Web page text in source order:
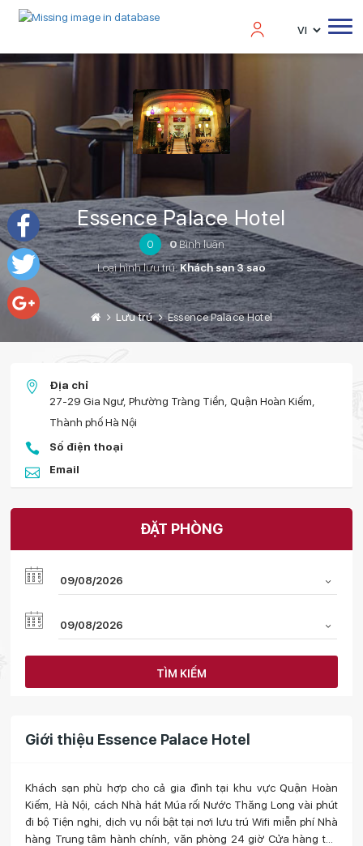
Facebook
Twitter
Essence Palace Hotel
0 0Bình luận
Loại hình lưu trú:Khách sạn 3 sao
Lưu trú Essence Palace Hotel
Địa chỉ
27-29 Gia Ngư, Phường Tràng Tiền, Quận Hoàn Kiếm,
Thành phố Hà Nội
Số điện thoại
Email
ĐẶT PHÒNG
TÌM KIẾM
Giới thiệu Essence Palace Hotel
Khách sạn phù hợp cho cả gia đình tại khu vực Quận Hoàn
Kiếm, Hà Nội, cách Nhà hát Múa rối Nước Thăng Long vài phút
đi bộ Tiện nghi, dịch vụ nổi bật tại nơi lưu trú Wifi miễn phí Nhà
hàng Trung tâm hành chính, văn phòng 24 giờ Cửa hàng tạp